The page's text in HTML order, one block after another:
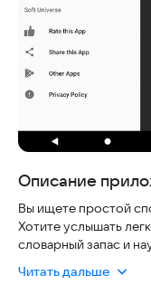
Описание
Вы ищете простой
Хотите услышать
словарный запас и
пользователи
Читать дальше